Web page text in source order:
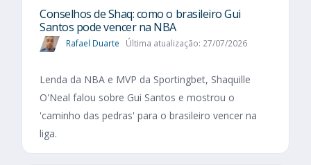
Conselhos de Shaq: como o brasileiro Gui
Santos pode vencer na NBA
Rafael Duarte Última atualização: 27/07/2026
Lenda da NBA e MVP da Sportingbet, Shaquille
O'Neal falou sobre Gui Santos e mostrou o
'caminho das pedras' para o brasileiro vencer na
liga.